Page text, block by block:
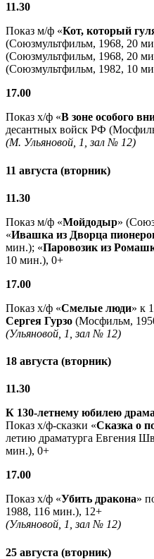
11.30
Показ м/ф «Кот, который
(Союзмультфильм, 1968, 20
(Союзмультфильм, 1968, 20
(Союзмультфильм, 1982, 10
17.00
Показ х/ф «В зоне особого
десантных войск РФ
(М. Ульяновой, 1, зал № 12)
11 августа (вторник)
11.30
Показ м/ф «Мойдодыр»
«Ивашка из Дворца
мин.); «Паровозик из
10 мин.), 0+
17.00
Показ х/ф «Смелые люди» к
Сергея Гурзо (Мосфильм,
(Ульяновой, 1, зал № 12)
18 августа (вторник)
11.30
К 130-летнему юбилею
Показ х/ф-сказки «Сказка о
летию драматурга Евгения
мин.), 0+
17.00
Показ х/ф «Убить дракона»
1988, 116 мин.), 12+
(Ульяновой, 1, зал № 12)
25 августа (вторник)